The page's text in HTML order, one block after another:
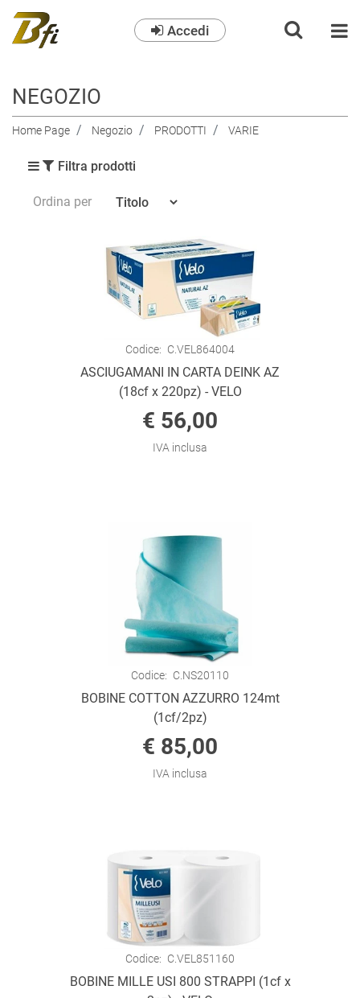
Accedi
NEGOZIO
Home Page Negozio PRODOTTI VARIE
Filtra prodotti
Ordina per
Codice: C.VEL864004
ASCIUGAMANI IN CARTA DEINK AZ
(18cf x 220pz) - VELO
€ 56,00
IVA inclusa
Codice: C.NS20110
BOBINE COTTON AZZURRO 124mt
(1cf/2pz)
€ 85,00
IVA inclusa
Codice: C.VEL851160
BOBINE MILLE USI 800 STRAPPI (1cf x